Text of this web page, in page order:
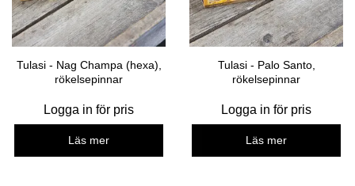
Tulasi - Nag Champa (hexa),
rökelsepinnar
Logga in för pris
Läs mer
Tulasi - Palo Santo,
rökelsepinnar
Logga in för pris
Läs mer